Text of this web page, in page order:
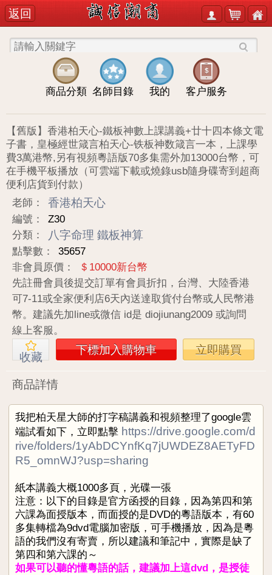
返回
商品分類 名師目錄 我的 客户服务
【舊版】香港柏天心-鐵板神數上課講義+廿十四本條文電
子書，皇極經世箴言柏天心-铁板神数箴言一本，上課學
費3萬港幣,另有視頻粵語版70多集需外加13000台幣，可
在手機平板播放（可雲端下載或燒錄usb隨身碟寄到超商
便利店貨到付款）
老師：
香港柏天心
編號：
Z30
分類：
八字命理 鐵板神算
點擊數：
35657
非會員原價：
＄10000新台幣
先註冊會員後提交訂單有會員折扣，台灣、大陸香港
可7-11或全家便利店6天內送達取貨付台幣或人民幣港
幣。建議先加line或微信 id是 diojiunang2009 或詢問
線上客服。
收藏
下標加入購物車 立即購買
商品詳情
我把柏天星大師的打字稿講義和視頻整理了google雲
端試看如下，立即點擊 https://drive.google.com/d
rive/folders/1yAbDCYnfKq7jUWDEZ8AETyFD
R5_omnWJ?usp=sharing
紙本講義大概1000多頁，光碟一張
注意：以下的目錄是官方函授的目錄，因為第四和第
六課為面授版本，而面授的是DVD的粵語版本，有60
多集轉檔為9dvd電腦加密版，可手機播放，因為是粵
語的我們沒有寄賣，所以建議和筆記中，實際是缺了
第四和第六課的～
如果可以聽的懂粵語的話，建議加上這dvd，是授徒